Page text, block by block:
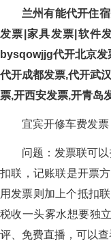
兰州有能代开住
发票|家具发票|软件
bysqowjjg代开北京发
代开成都发票,代开武
票,开西安发票,开青岛
宜宾开修车费发票
问题：发票联可
扣联，记账联是开
用发票则加上个抵扣联
税收一头雾水想要独立
评、免费直播，